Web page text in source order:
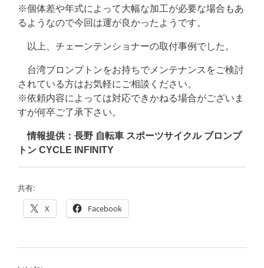
※個体差や年式によって大幅な加工が必要な場合もあ
るようなので今回は運が良かったようです。
以上、チェーンテンショナーの取付事例でした。
台湾ブロンプトンをお持ちでメンテナンスをご検討
されている方はお気軽にご相談ください。
※依頼内容によっては対応できかねる場合がございま
すが何卒ご了承下さい。
情報提供：長野 自転車 スポーツサイクル ブロンプ
トン CYCLE INFINITY
共有:
X Facebook